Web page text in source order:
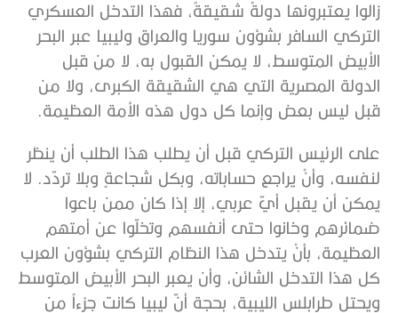
زالوا يعتبرونها دولةً شقيقةً، فهذا التدخل العسكري
التركي السافر بشؤون سوريا والعراق وليبيا عبر البحر
الأبيض المتوسط، لا يمكن القبول به، لا من قبل
الدولة المصرية التي هي الشقيقة الكبرى، ولا من
قبل ليس بعض وإنما كل دول هذه الأمة العظيمة.
على الرئيس التركي قبل أن يطلب هذا الطلب أن ينظر
لنفسه، وأنْ يراجع حساباته، وبكل شجاعةٍ وبلا تردّد. لا
يمكن أن يقبل أيّ عربي، إلا إذا كان ممن باعوا
ضمائرهم وخانوا حتى أنفسهم وتخلّوا عن أمتهم
العظيمة، بأنْ يتدخل هذا النظام التركي بشؤون العرب
كل هذا التدخل الشائن، وأن يعبر البحر الأبيض المتوسط
ويحتل طرابلس الليبية، بحجة أنّ ليبيا كانت جزءاً من